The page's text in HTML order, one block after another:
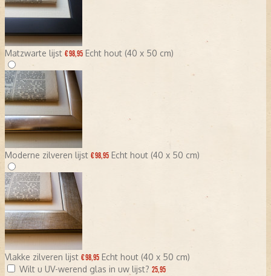
Matzwarte lijst € 98,95 Echt hout (40 x 50 cm)
Moderne zilveren lijst € 98,95 Echt hout (40 x 50 cm)
Vlakke zilveren lijst € 98,95 Echt hout (40 x 50 cm)
Wilt u UV-werend glas in uw lijst? 25,95